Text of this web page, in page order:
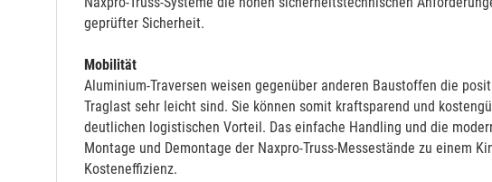
geprüfter Sicherheit.
Mobilität
Aluminium-Traversen weisen gegenüber anderen Baustoffen die
Traglast sehr leicht sind. Sie können somit kraftsparend und
deutlichen logistischen Vorteil. Das einfache Handling und die
Montage und Demontage der Naxpro-Truss-Messestände zu einem
Kosteneffizienz.